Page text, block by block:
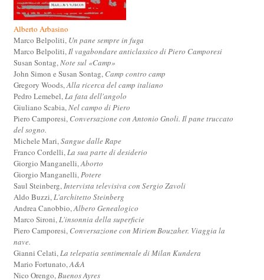
Alberto Arbasino
Marco Belpoliti, Un pane sempre in fuga
Marco Belpoliti,Il vagabondare anticlassico di Piero Camporesi
Susan Sontag,Note sul «Camp»
John Simon e Susan Sontag, Camp contro camp
Gregory Woods,Alla ricerca del camp italiano
Pedro Lemebel,La fata dell'angolo
Giuliano Scabia,Nel campo di Piero
Piero Camporesi, Conversazione con Antonio Gnoli. Il pane truccato
del sogno.
Michele Mari,Sangue dalle Rape
Franco Cordelli,La sua parte di desiderio
Giorgio Manganelli,Aborto
Giorgio Manganelli,Potere
Saul Steinberg,Intervista televisiva con Sergio Zavoli
Aldo Buzzi,L'architetto Steinberg
Andrea Canobbio,Albero Genealogico
Marco Sironi,L'insonnia della superficie
Piero Camporesi, Conversazione con Miriem Bouzaher. Viaggia la
nave.
Gianni Celati,La telepatia sentimentale di Milan Kundera
Mario Fortunato,A&A
Nico Orengo,Buenos Ayres